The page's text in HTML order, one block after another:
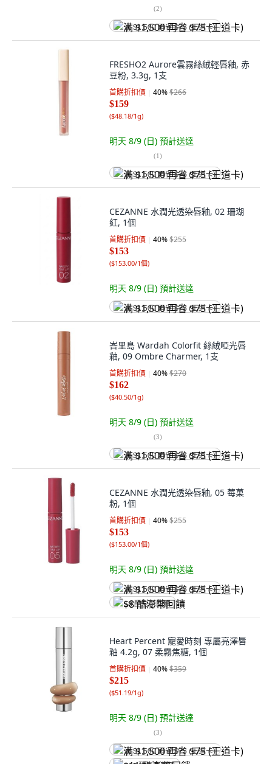
(2)
满 $1,500 再省 $75 (王道卡)
FRESHO2 Aurore雲霧絲絨輕唇釉, 赤
豆粉, 3.3g, 1支
首購折扣價 40%$266
$159
($48.18/1g)
明天 8/9 (日) 預計送達
(1)
满 $1,500 再省 $75 (王道卡)
CEZANNE 水潤光透染唇釉, 02 珊瑚
紅, 1個
首購折扣價 40%$255
$153
($153.00/1個)
明天 8/9 (日) 預計送達
满 $1,500 再省 $75 (王道卡)
峇里島 Wardah Colorfit 絲絨啞光唇
釉, 09 Ombre Charmer, 1支
首購折扣價 40%$270
$162
($40.50/1g)
明天 8/9 (日) 預計送達
(3)
满 $1,500 再省 $75 (王道卡)
CEZANNE 水潤光透染唇釉, 05 莓菓
粉, 1個
首購折扣價 40%$255
$153
($153.00/1個)
明天 8/9 (日) 預計送達
满 $1,500 再省 $75 (王道卡)
$8 酷澎幣回饋
Heart Percent 寵愛時刻 專屬亮澤唇
釉 4.2g, 07 柔霧焦糖, 1個
首購折扣價 40%$359
$215
($51.19/1g)
明天 8/9 (日) 預計送達
(3)
满 $1,500 再省 $75 (王道卡)